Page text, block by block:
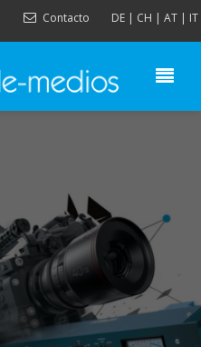
Contacto DE| CH | AT| IT